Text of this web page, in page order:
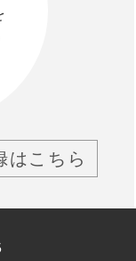
はこちら